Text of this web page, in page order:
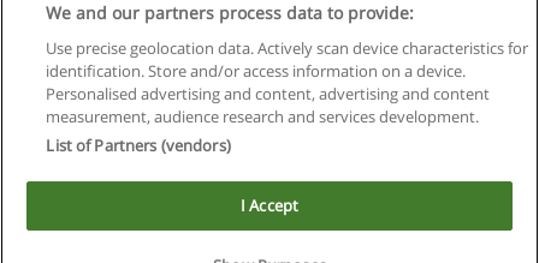
Privacidad de datos
Contactar con Educaedu
Copyright © Educaedu Business S.L. - CIF : B-95610580: -
Este sitio utiliza cookies.
Si continua navegando, consideramos que acepta su uso.
We and our partners process data to provide:
Use precise geolocation data. Actively scan device characteristics for
identification. Store and/or access information on a device.
Personalised advertising and content, advertising and content
measurement, audience research and services development.
List of Partners (vendors)
I Accept